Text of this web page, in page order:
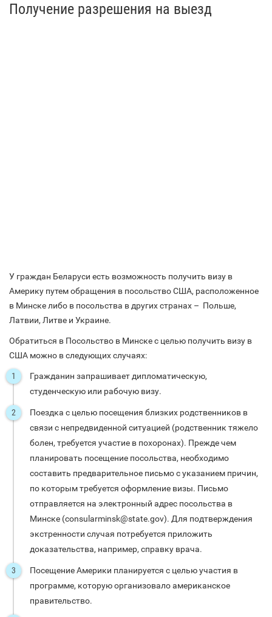
Получение разрешения на выезд
У граждан Беларуси есть возможность получить визу в
Америку путем обращения в посольство США, расположенное
в Минске либо в посольства в других странах – Польше,
Латвии, Литве и Украине.
Обратиться в Посольство в Минске с целью получить визу в
США можно в следующих случаях:
Гражданин запрашивает дипломатическую,
студенческую или рабочую визу.
Поездка с целью посещения близких родственников в
связи с непредвиденной ситуацией (родственник тяжело
болен, требуется участие в похоронах). Прежде чем
планировать посещение посольства, необходимо
составить предварительное письмо с указанием причин,
по которым требуется оформление визы. Письмо
отправляется на электронный адрес посольства в
Минске (consularminsk@state.gov). Для подтверждения
экстренности случая потребуется приложить
доказательства, например, справку врача.
Посещение Америки планируется с целью участия в
программе, которую организовало американское
правительство.